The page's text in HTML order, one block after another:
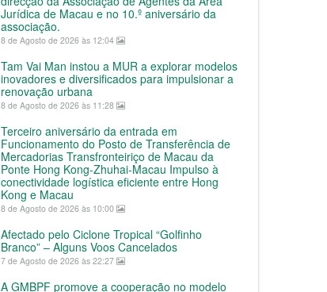
Jurídica de Macau e no 10.º aniversário da
associação.
8 de Agosto de 2026 às 12:04
Tam Vai Man instou a MUR a explorar modelos
inovadores e diversificados para impulsionar a
renovação urbana
8 de Agosto de 2026 às 11:28
Terceiro aniversário da entrada em
Funcionamento do Posto de Transferência de
Mercadorias Transfronteiriço de Macau da
Ponte Hong Kong-Zhuhai-Macau Impulso à
conectividade logística eficiente entre Hong
Kong e Macau
8 de Agosto de 2026 às 10:00
Afectado pelo Ciclone Tropical “Golfinho
Branco” – Alguns Voos Cancelados
7 de Agosto de 2026 às 22:27
A GMBPF promove a cooperação no modelo